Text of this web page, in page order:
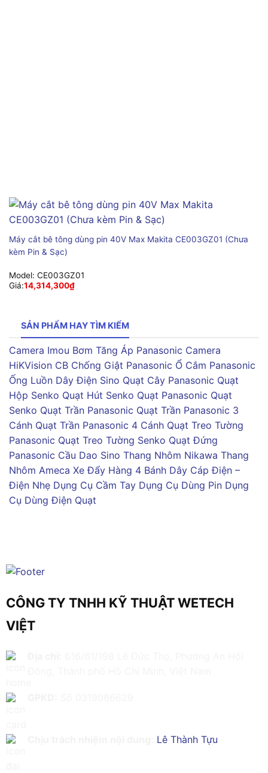
Máy cắt bê tông dùng pin 40V Max Makita CE003GZ01 (Chưa
kèm Pin & Sạc)
Model: CE003GZ01
Giá:14,314,300₫
SẢN PHẨM HAY TÌM KIẾM
Camera Imou Bơm Tăng Áp Panasonic Camera
HiKVision CB Chống Giật Panasonic Ổ Cắm Panasonic
Ống Luồn Dây Điện Sino Quạt Cây Panasonic Quạt
Hộp Senko Quạt Hút Senko Quạt Panasonic Quạt
Senko Quạt Trần Panasonic Quạt Trần Panasonic 3
Cánh Quạt Trần Panasonic 4 Cánh Quạt Treo Tường
Panasonic Quạt Treo Tường Senko Quạt Đứng
Panasonic Cầu Dao Sino Thang Nhôm Nikawa Thang
Nhôm Ameca Xe Đẩy Hàng 4 Bánh Dây Cáp Điện –
Điện Nhẹ Dụng Cụ Cầm Tay Dụng Cụ Dùng Pin Dụng
Cụ Dùng Điện Quạt
CÔNG TY TNHH KỸ THUẬT WETECH
VIỆT
Lê Thành Tựu